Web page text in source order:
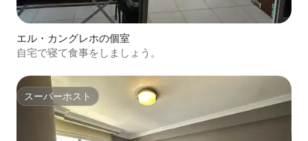
エル・カングレホの個室
自宅で寝て食事をしましょう。
スーパーホスト
スーパーホスト